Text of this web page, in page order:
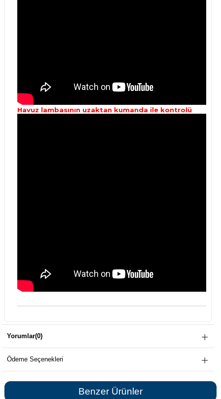
Havuz lambasının uzaktan kumanda ile kontrolü
Yorumlar(0)
Ödeme Seçenekleri
Benzer Ürünler